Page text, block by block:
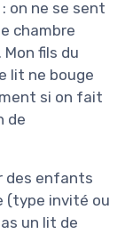
on ne se sent
chambre
fils du
lit ne bouge
si on fait
de
des enfants
(type invité ou
un lit de